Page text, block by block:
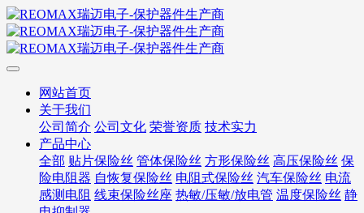
网站首页
关于我们
公司简介 公司文化 荣誉资质 技术实力
产品中心
全部 贴片保险丝 管体保险丝 方形保险丝 高压保险丝 保
险电阻器 自恢复保险丝 电阻式保险丝 汽车保险丝 电流
感测电阻 线束保险丝座 热敏/压敏/放电管 温度保险丝 静